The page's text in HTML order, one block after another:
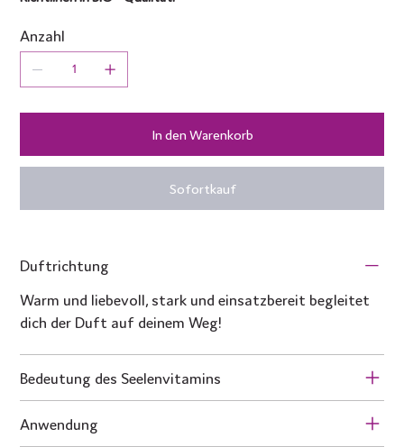
Anzahl
In den Warenkorb
Sofortkauf
Duftrichtung
Warm und liebevoll, stark und einsatzbereit begleitet
dich der Duft auf deinem Weg!
Bedeutung des Seelenvitamins
Anwendung